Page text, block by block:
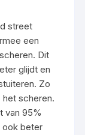
street
een
Dit
glijdt en
Zo
scheren.
van 95%
ook beter